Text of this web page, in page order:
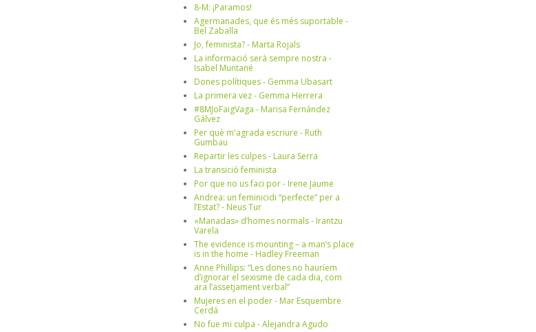
8-M: ¡Paramos!
Agermanades, que és més suportable -
Bel Zaballa
Jo, feminista? - Marta Rojals
La informació serà sempre nostra -
Isabel Muntané
Dones polítiques - Gemma Ubasart
La primera vez - Gemma Herrera
#8MJoFaigVaga - Marisa Fernández
Gálvez
Per què m'agrada escriure - Ruth
Gumbau
Repartir les culpes - Laura Serra
La transició feminista
Por que no us faci por - Irene Jaume
Andrea: un feminicidi “perfecte” per a
l’Estat? - Neus Tur
«Manadas» d’homes normals - Irantzu
Varela
The evidence is mounting – a man’s place
is in the home - Hadley Freeman
Anne Phillips: “Les dones no hauríem
d’ignorar el sexisme de cada dia, com
ara l’assetjament verbal”
Mujeres en el poder - Mar Esquembre
Cerdá
No fue mi culpa - Alejandra Agudo